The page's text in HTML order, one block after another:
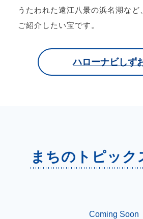
うたわれた遠江八景の浜名湖など
ご紹介したい宝です。
ハローナビしず
まちのトピック
Coming Soon